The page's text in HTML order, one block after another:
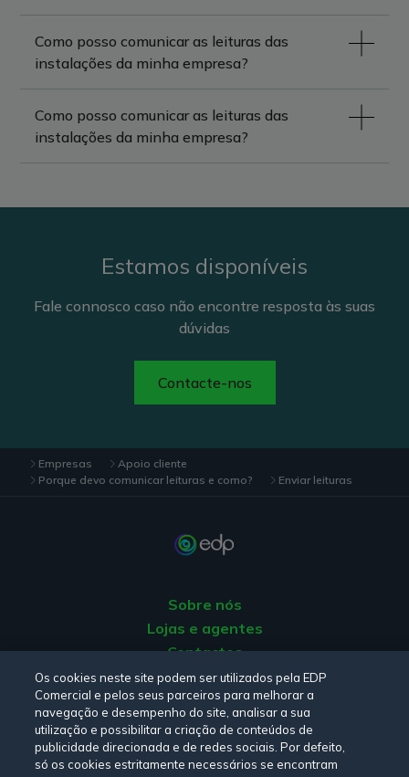
Como posso comunicar as leituras das
instalações da minha empresa?
Como posso comunicar as leituras das
instalações da minha empresa?
Estamos disponíveis
Fale connosco caso não encontre resposta às suas
dúvidas
Contacte-nos
Empresas
Apoio cliente
Porque devo comunicar leituras e como?
Enviar leituras
Sobre nós
Lojas e agentes
Contactos
Apoio ao Cliente
Origem da energia
Livro de Reclamações
Os cookies neste site podem ser utilizados pela EDP
Comercial e pelos seus parceiros para melhorar a
navegação e desempenho do site, analisar a sua
utilização e possibilitar a criação de conteúdos de
publicidade direcionada e de redes sociais. Por defeito,
só os cookies estritamente necessários se encontram